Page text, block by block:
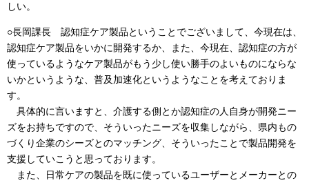
しい。
○長岡課長 認知症ケア製品ということでございまして、今現在は、
認知症ケア製品をいかに開発するか、また、今現在、認知症の方が
使っているようなケア製品がもう少し使い勝手のよいものにならな
いかというような、普及加速化というようなことを考えておりま
す。
具体的に言いますと、介護する側とか認知症の人自身が開発ニー
ズをお持ちですので、そういったニーズを収集しながら、県内もの
づくり企業のシーズとのマッチング、そういったことで製品開発を
支援していこうと思っております。
また、日常ケアの製品を既に使っているユーザーとメーカーとの